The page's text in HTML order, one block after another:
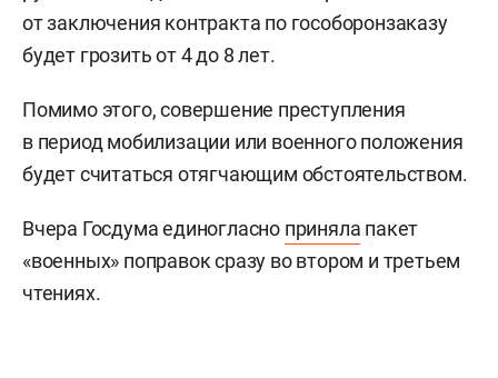
от заключения контракта по гособоронзаказу
будет грозить от 4 до 8 лет.
Помимо этого, совершение преступления
в период мобилизации или военного положения
будет считаться отягчающим обстоятельством.
Вчера Госдума единогласно приняла пакет
«военных» поправок сразу во втором и третьем
чтениях.